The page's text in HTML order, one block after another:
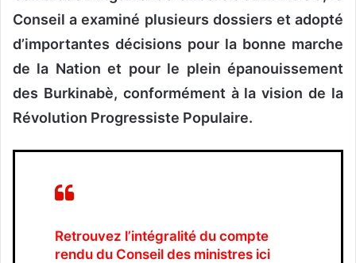
Conseil a examiné plusieurs dossiers et adopté
d’importantes décisions pour la bonne marche
de la Nation et pour le plein épanouissement
des Burkinabè, conformément à la vision de la
Révolution Progressiste Populaire.
Retrouvez l’intégralité du compte
rendu du Conseil des ministres ici